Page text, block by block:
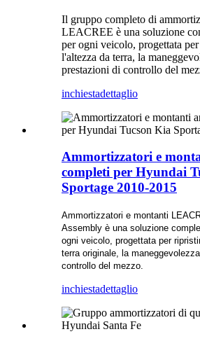
Il gruppo completo di
LEACREE è una soluzione
per ogni veicolo, progettata
l'altezza da terra, la
prestazioni di controllo del
inchiestadettaglio
Ammortizzatori e
completi per Hyundai
Sportage 2010-2015
Ammortizzatori e montanti
Assembly è una soluzione
ogni veicolo, progettata per
terra originale, la
controllo del mezzo.
inchiestadettaglio